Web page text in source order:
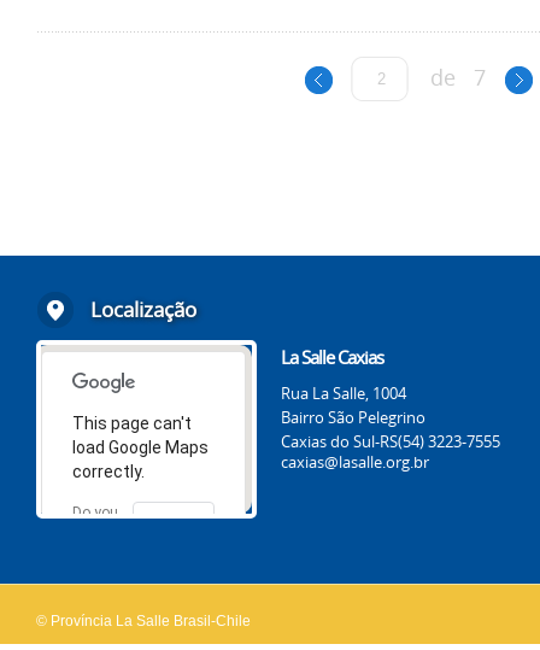
de 7
Localização
This page can't
load Google Maps
correctly.
Do you
OK
La Salle Caxias
Rua La Salle, 1004
Bairro São Pelegrino
Caxias do Sul-RS(54) 3223-7555
caxias@lasalle.org.br
© Província La Salle Brasil-Chile